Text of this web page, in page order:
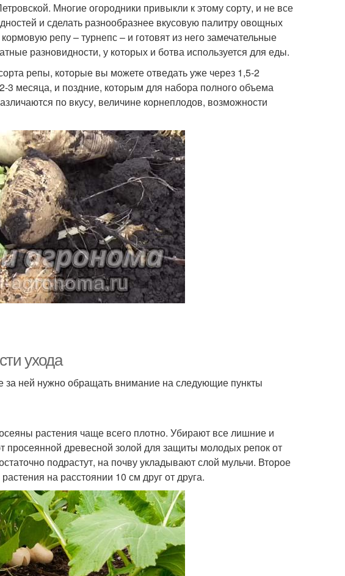
Многие огородники привыкли к этому сорту, и не все
и сделать разнообразнее вкусовую палитру овощных
репу – турнепс – и готовят из него замечательные
разновидности, у которых и ботва используется для еды.
репы, которые вы можете отведать уже через 1,5-2
месяца, и поздние, которым для набора полного объема
по вкусу, величине корнеплодов, возможности
ухода
ней нужно обращать внимание на следующие пункты
растения чаще всего плотно. Убирают все лишние и
древесной золой для защиты молодых репок от
подрастут, на почву укладывают слой мульчи. Второе
на расстоянии 10 см друг от друга.